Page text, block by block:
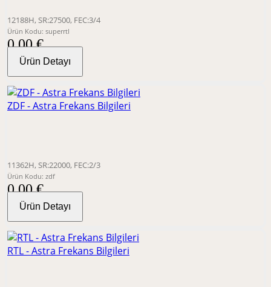
12188H, SR:27500, FEC:3/4
Ürün Kodu: superrtl
0,00 €
Ürün Detayı
ZDF - Astra Frekans Bilgileri
11362H, SR:22000, FEC:2/3
Ürün Kodu: zdf
0,00 €
Ürün Detayı
RTL - Astra Frekans Bilgileri